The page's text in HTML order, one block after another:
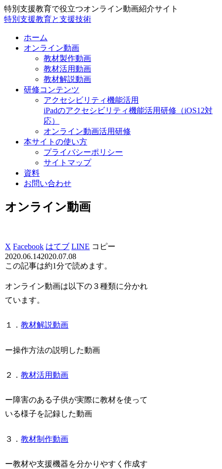
特別支援教育で役立つオンライン動画紹介サイト
特別支援教育と支援技術
ホーム
オンライン動画
教材製作動画
教材活用動画
教材解説動画
研修コンテンツ
アクセシビリティ機能活用
iPadのアクセシビリティ機能活用研修（iOS12対
応）
オンライン動画活用研修
本サイトの使い方
プライバシーポリシー
サイトマップ
資料
お問い合わせ
オンライン動画
X Facebook はてブ LINE コピー
2020.06.142020.07.08
この記事は約1分で読めます。
オンライン動画は以下の３種類に分かれ
ています。
１．教材解説動画
ー操作方法の説明した動画
２．教材活用動画
ー障害のある子供が実際に教材を使って
いる様子を記録した動画
３．教材制作動画
ー教材や支援機器を分かりやすく作成す